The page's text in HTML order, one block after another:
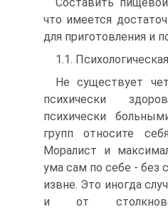
что имеется
для приготовления и
1.1.
Не существует
психически
психически
групп относите
Моралист и
ума сам по себе - без
извне. Это иногда
и от